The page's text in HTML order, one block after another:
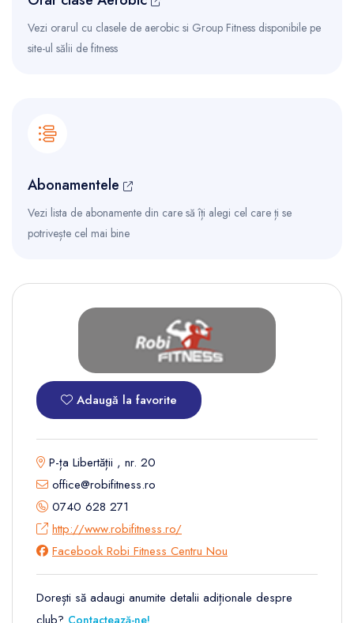
Vezi orarul cu clasele de aerobic si Group Fitness disponibile pe
site-ul sălii de fitness
Abonamentele
Vezi lista de abonamente din care să îți alegi cel care ți se
potrivește cel mai bine
Adaugă la favorite
P-ța Libertății , nr. 20
office@robifitness.ro
0740 628 271
http://www.robifitness.ro/
Facebook Robi Fitness Centru Nou
Dorești să adaugi anumite detalii adiționale despre
Contactează-ne!